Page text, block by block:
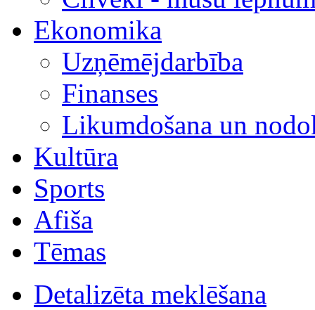
Ekonomika
Uzņēmējdarbība
Finanses
Likumdošana un
Kultūra
Sports
Afiša
Tēmas
Detalizēta meklēšana